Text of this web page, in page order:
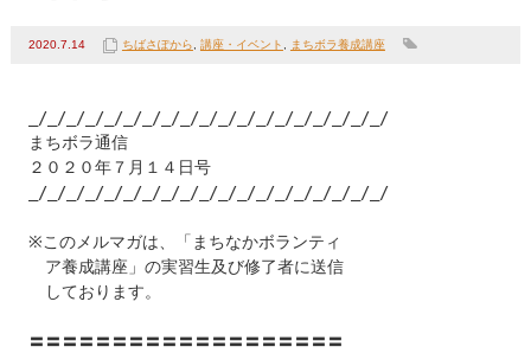
2020.7.14 ちばさぽから 講座・イベント まちボラ養成講座
_/_/_/_/_/_/_/_/_/_/_/_/_/_/_/_/_/_/_/
まちボラ通信
２０２０年７月１４日号
_/_/_/_/_/_/_/_/_/_/_/_/_/_/_/_/_/_/_/
※このメルマガは、「まちなかボランティ
ア養成講座」の実習生及び修了者に送信
しております。
〓〓〓〓〓〓〓〓〓〓〓〓〓〓〓〓〓〓〓